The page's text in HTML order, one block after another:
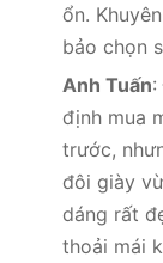
ổn.
bảo chọn
Anh Tuấn:
định mua
trước,
đôi giày
dáng rất
thoải mái